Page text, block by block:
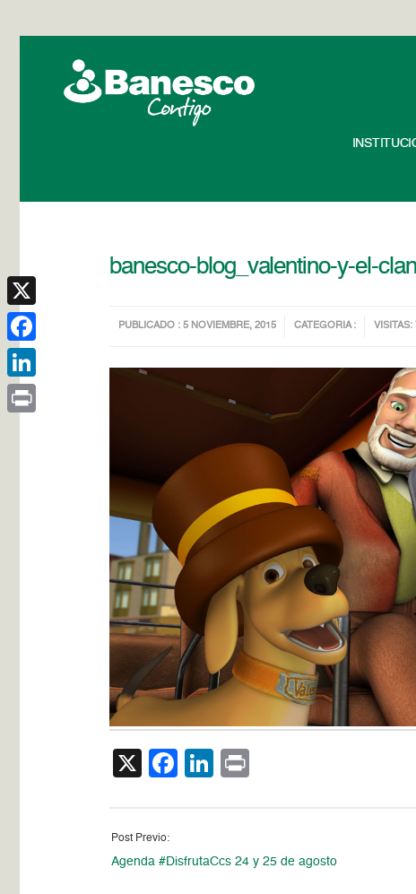
banesco-blog_valentino-y-el-
PUBLICADO : 5 NOVIEMBRE, 2015 CATEGORIA : VISITAS:
X Facebook
LinkedIn
Post Previo:
Agenda #DisfrutaCcs 24 y 25 de agosto
X
Facebook
LinkedIn